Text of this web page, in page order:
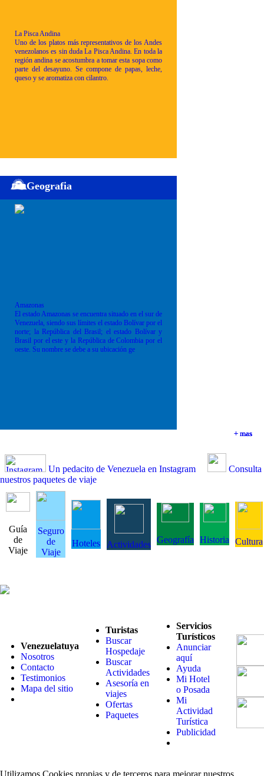
+ mas
+ mas
La Pisca Andina
Uno de los platos más representativos de los Andes
venezolanos es sin duda La Pisca Andina. En toda la
región andina se acostumbra a tomar esta sopa como
parte del desayuno. Se compone de papas, leche,
queso y se aromatiza con cilantro.
+ mas
Geografia
Amazonas
El estado Amazonas se encuentra situado en el sur de
Venezuela, siendo sus límites el estado Bolívar por el
norte; la República del Brasil; el estado Bolívar y
Brasil por el este y la República de Colombia por el
oeste. Su nombre se debe a su ubicación ge
+ mas
Un pedacito de Venezuela en Instagram
Consulta
nuestros paquetes de viaje
Guía
de
Viaje
Seguro
de
Viaje
Hoteles Actividades Geografía Historia Cultura
Venezuelatuya
Nosotros
Contacto
Testimonios
Mapa del sitio
Turistas
Buscar
Hospedaje
Buscar
Actividades
Asesoría en
viajes
Ofertas
Paquetes
Servicios
Turísticos
Anunciar
aquí
Ayuda
Mi Hotel
o Posada
Mi
Actividad
Turística
Publicidad
Utilizamos Cookies propias y de terceros para mejorar nuestros